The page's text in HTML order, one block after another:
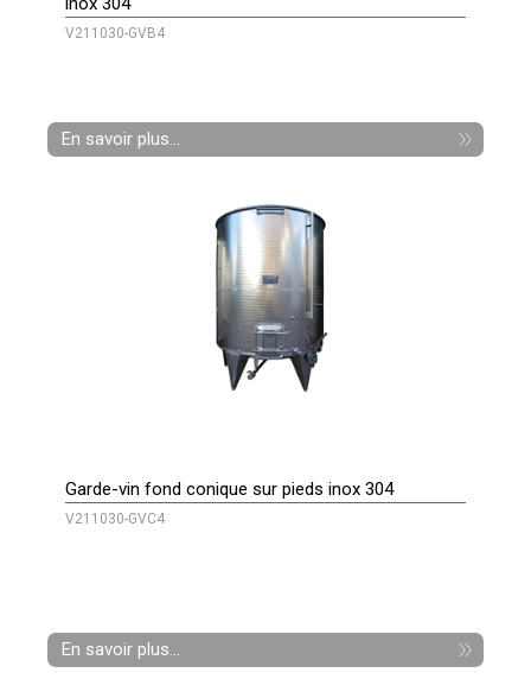
V211030-GVB4
En savoir plus...
Garde-vin fond conique sur pieds inox 304
V211030-GVC4
En savoir plus...